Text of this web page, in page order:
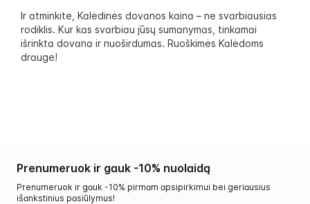
Ir atminkite, Kalėdinės dovanos kaina – ne svarbiausias
rodiklis. Kur kas svarbiau jūsų sumanymas, tinkamai
išrinkta dovana ir nuoširdumas. Ruoškimės Kalėdoms
drauge!
Prenumeruok ir gauk -10% nuolaidą
Prenumeruok ir gauk -10% pirmam apsipirkimui bei geriausius
išankstinius pasiūlymus!